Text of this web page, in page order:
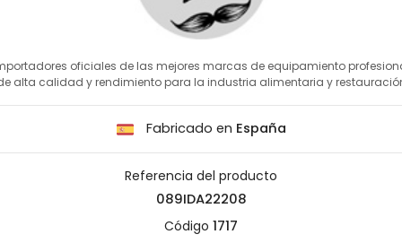
oficiales de las mejores marcas de equipamiento
alta calidad y rendimiento para la industria alimentaria y
Fabricado en España
Referencia del producto
089IDA22208
Código 1717